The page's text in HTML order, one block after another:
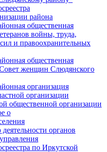
района
общественная
войны, труда,
и правоохранительных
общественная
женщин Слюдянского
организация
организации
общественной организации
о
органов
по Иркутской